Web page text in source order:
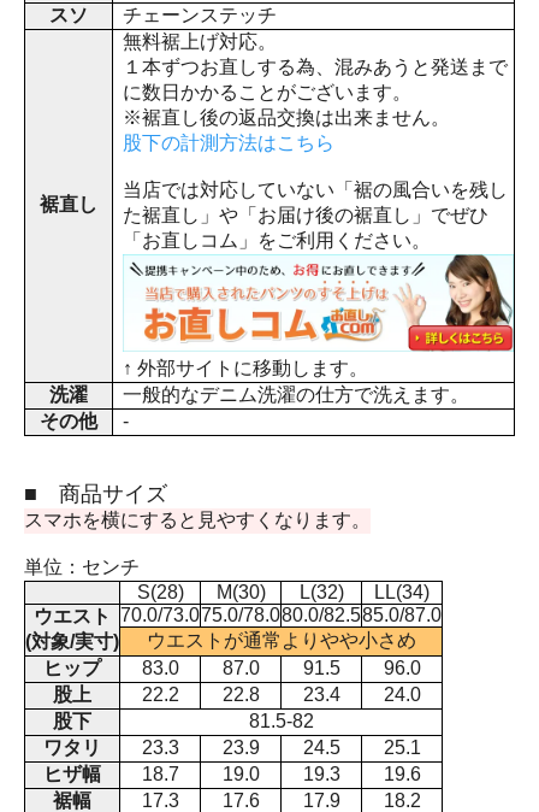
スソ
チェーンステッチ
裾直し
無料裾上げ対応。
１本ずつお直しする為、混みあうと発送まで
に数日かかることがございます。
※裾直し後の返品交換は出来ません。
股下の計測方法はこちら
当店では対応していない「裾の風合いを残し
た裾直し」や「お届け後の裾直し」でぜひ
「お直しコム」をご利用ください。
↑ 外部サイトに移動します。
洗濯
一般的なデニム洗濯の仕方で洗えます。
その他
-
■ 商品サイズ
スマホを横にすると見やすくなります。
単位：センチ
S(28)
M(30) L(32)
LL(34)
ウエスト
(対象/実寸)
70.0/73.075.0/78.080.0/82.585.0/87.0
ウエストが通常よりやや小さめ
ヒップ
83.0 87.0 91.5
96.0
股上
22.2 22.8 23.4
24.0
股下
81.5-82
ワタリ
23.3 23.9 24.5
25.1
ヒザ幅
18.7 19.0 19.3
19.6
裾幅
17.3 17.6 17.9
18.2